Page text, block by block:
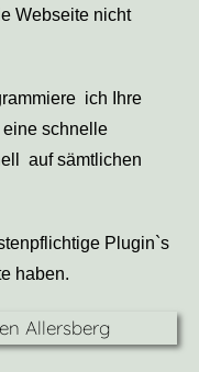
Webseite nicht
ich Ihre
schnelle
auf sämtlichen
Plugin`s
haben.